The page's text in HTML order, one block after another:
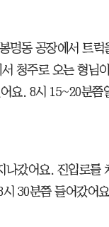
명동 공장에서 트럭
청주로 오는 형님
요. 8시 15~20분쯤
갔어요. 진입로를
30분쯤 들어갔어